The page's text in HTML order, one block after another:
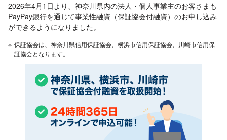
2026年4月1日より、神奈川県内の法人・個人事業主のお客さまも
PayPay銀行を通じて事業性融資（保証協会付融資）のお申し込み
ができるようになりました。
※ 保証協会は、神奈川県信用保証協会、横浜市信用保証協会、川崎市信用保
証協会となります。